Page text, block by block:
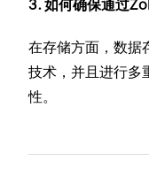
3. 如何确保通过
在存储方面，数据
技术，并且进行多
性。